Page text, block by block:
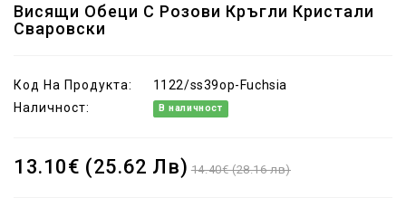
Висящи Обеци С Розови Кръгли Кристали
Сваровски
Код На Продукта:
1122/ss39op-Fuchsia
Наличност:
В наличност
13.10€ (25.62 Лв) 14.40€ (28.16 лв)